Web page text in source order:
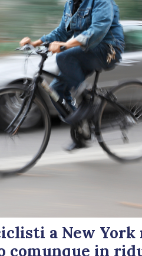
a New York
comunque in